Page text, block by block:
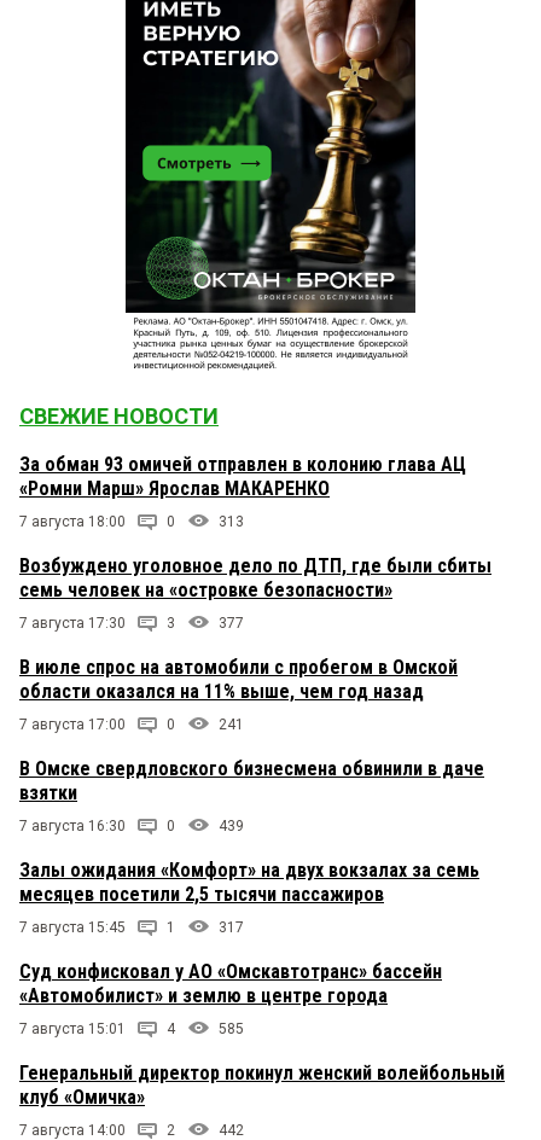
СВЕЖИЕ НОВОСТИ
За обман 93 омичей отправлен в колонию глава АЦ
«Ромни Марш» Ярослав МАКАРЕНКО
7 августа 18:00 0 313
Возбуждено уголовное дело по ДТП, где были сбиты
семь человек на «островке безопасности»
7 августа 17:30 3 377
В июле спрос на автомобили с пробегом в Омской
области оказался на 11% выше, чем год назад
7 августа 17:00 0 241
В Омске свердловского бизнесмена обвинили в даче
взятки
7 августа 16:30 0 439
Залы ожидания «Комфорт» на двух вокзалах за семь
месяцев посетили 2,5 тысячи пассажиров
7 августа 15:45 1 317
Суд конфисковал у АО «Омскавтотранс» бассейн
«Автомобилист» и землю в центре города
7 августа 15:01 4 585
Генеральный директор покинул женский волейбольный
клуб «Омичка»
7 августа 14:00 2 442